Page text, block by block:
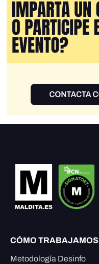
CÓMO TRABAJAMOS
Metodología Desinfo